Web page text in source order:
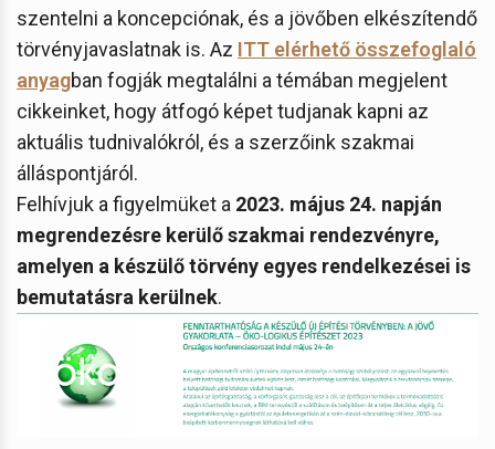
szentelni a koncepciónak, és a jövőben elkészítendő
törvényjavaslatnak is. Az ITT elérhető összefoglaló
anyagban fogják megtalálni a témában megjelent
cikkeinket, hogy átfogó képet tudjanak kapni az
aktuális tudnivalókról, és a szerzőink szakmai
álláspontjáról.
Felhívjuk a figyelmüket a 2023. május 24. napján
megrendezésre kerülő szakmai rendezvényre,
amelyen a készülő törvény egyes rendelkezései is
bemutatásra kerülnek.